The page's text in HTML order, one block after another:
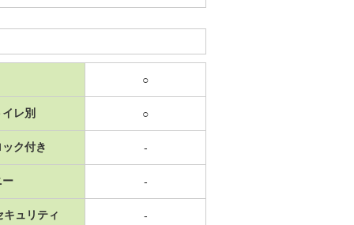
○
レ別 ○
ク付き -
ー -
キュリティ -